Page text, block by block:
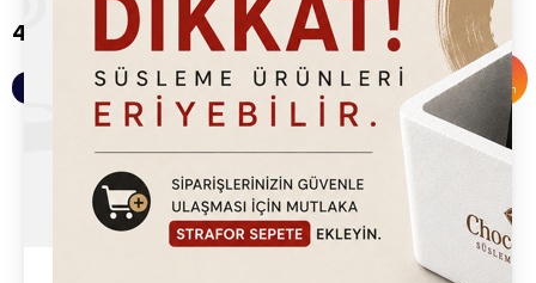
4.99
Sepete Ekle
% 9
İndirim
5.45TL
6.00 TL
Sepete Ekle